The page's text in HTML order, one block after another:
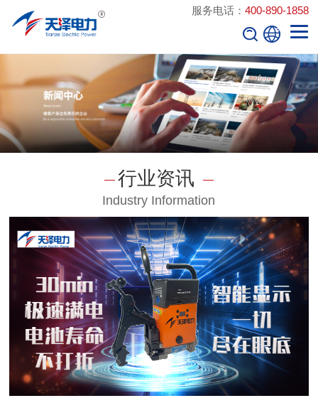
服务电话： 400-890-1858
行业资讯
Industry Information